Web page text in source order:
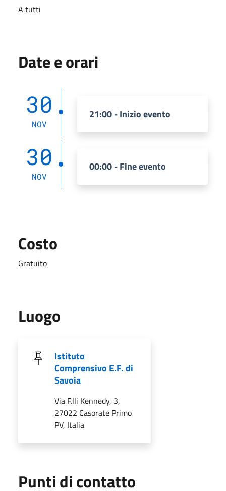
A tutti
Date e orari
30
NOV
21:00 - Inizio evento
30
NOV
00:00 - Fine evento
Costo
Gratuito
Luogo
Istituto
Comprensivo E.F. di
Savoia
Via F.lli Kennedy, 3,
27022 Casorate Primo
PV, Italia
Punti di contatto